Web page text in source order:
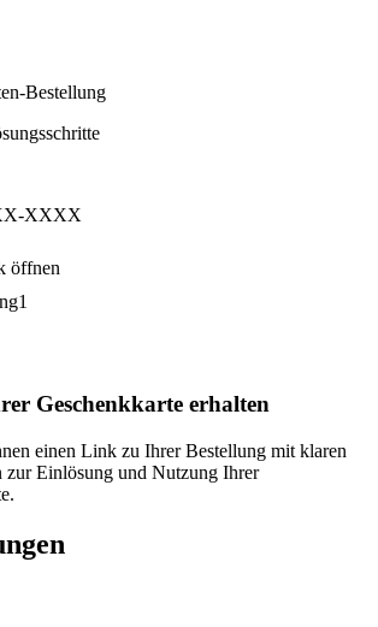
Bestellung
XXXX
öffnen
1
Geschenkkarte erhalten
einen Link zu Ihrer Bestellung mit klaren
zur Einlösung und Nutzung Ihrer